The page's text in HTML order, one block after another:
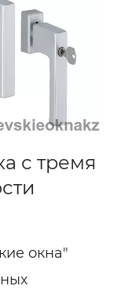
с тремя
окна"